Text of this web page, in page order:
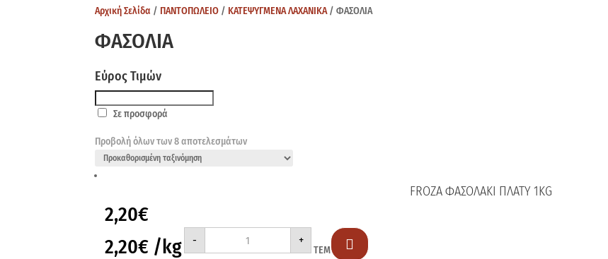
Αρχική Σελίδα / ΠΑΝΤΟΠΩΛΕΙΟ / ΚΑΤΕΨΥΓΜΕΝΑ ΛΑΧΑΝΙΚΑ/ ΦΑΣΟΛΙΑ
ΦΑΣΟΛΙΑ
Εύρος Τιμών
Σε προσφορά
Προβολή όλων των 8 αποτελεσμάτων
FROZA ΦΑΣΟΛΑΚΙ ΠΛΑΤΥ 1KG
2,20€
2,20€ /kg -
FROZA
ΦΑΣΟΛΑΚΙ
ΠΛΑΤΥ
+
ΤΕΜ 